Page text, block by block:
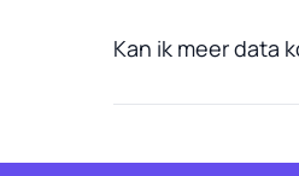
Kan ik meer data